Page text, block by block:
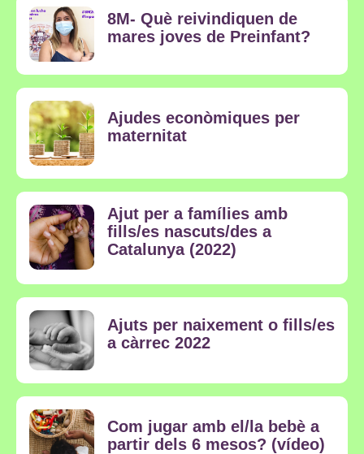
8M- Què reivindiquen de
mares joves de Preinfant?
Ajudes econòmiques per
maternitat
Ajut per a famílies amb
fills/es nascuts/des a
Catalunya (2022)
Ajuts per naixement o fills/es
a càrrec 2022
Com jugar amb el/la bebè a
partir dels 6 mesos? (vídeo)